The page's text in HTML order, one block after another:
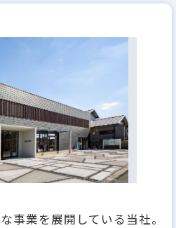
事業を展開している当社。